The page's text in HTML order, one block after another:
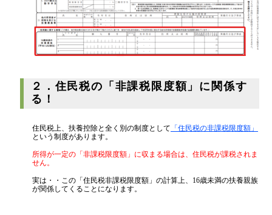
法人税
消費税
源泉所得税
２．住民税の「非課税限度額」に関係す
る！
住民税上、扶養控除と全く別の制度として 「住民税の非課税限度額」
という制度があります。
所得が一定の「非課税限度額」に収まる場合は、住民税が課税されま
せん。
実は・・この「住民税非課税限度額」の計算上、16歳未満の扶養親族
が関係してくることになります。